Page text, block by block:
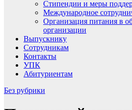
Стипендии и меры
Международное
Организация питания в
организации
Выпускнику
Сотрудникам
Контакты
УПК
Абитуриентам
Без рубрики